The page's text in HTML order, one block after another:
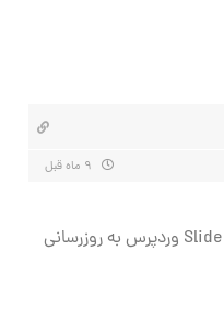
افزونه ایجاد اسلایدر Slider Revolution وردپرس به روزرسانی